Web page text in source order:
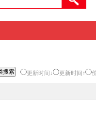
更新时间↓ 更新时间↑